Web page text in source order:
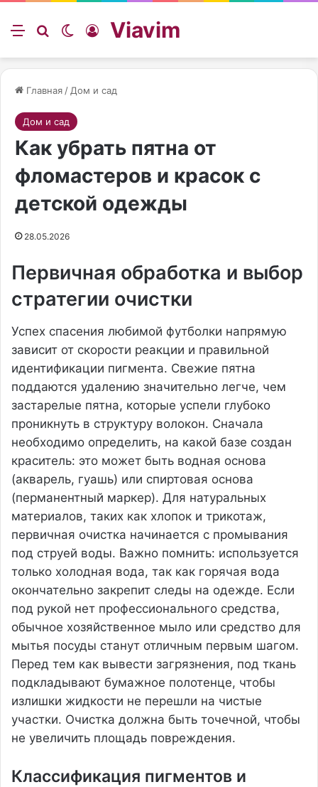
Меню ИскатьSwitch skin
Войти
Viavim
Главная / Дом и сад
Дом и сад
Как убрать пятна от
фломастеров и красок с
детской одежды
28.05.2026
Первичная обработка и выбор
стратегии очистки
Успех спасения любимой футболки напрямую
зависит от скорости реакции и правильной
идентификации пигмента. Свежие пятна
поддаются удалению значительно легче, чем
застарелые пятна, которые успели глубоко
проникнуть в структуру волокон. Сначала
необходимо определить, на какой базе создан
краситель: это может быть водная основа
(акварель, гуашь) или спиртовая основа
(перманентный маркер). Для натуральных
материалов, таких как хлопок и трикотаж,
первичная очистка начинается с промывания
под струей воды. Важно помнить: используется
только холодная вода, так как горячая вода
окончательно закрепит следы на одежде. Если
под рукой нет профессионального средства,
обычное хозяйственное мыло или средство для
мытья посуды станут отличным первым шагом.
Перед тем как вывести загрязнения, под ткань
подкладывают бумажное полотенце, чтобы
излишки жидкости не перешли на чистые
участки. Очистка должна быть точечной, чтобы
не увеличить площадь повреждения.
Классификация пигментов и